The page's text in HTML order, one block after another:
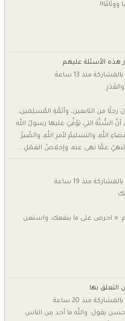
هذه الأسئلة عليهم
منذ 13 ساعة
من التابعين، وأئمَّةِ المُسلِمين،
السُّنَّةَ التي توُفِّيَ عليها رسولُ الله
اللهِ، والتسليمُ لأمرِ اللهِ، والصَّبرُ
عمَّا نهى عنه، وإخلاصُ العَمَلِ...
منذ 19 ساعة
« احرص على ما ينفعك، واستعن
التعلق بها
منذ 20 ساعة
سمعت الحسن يقول: والله ما أحد مِن الناس